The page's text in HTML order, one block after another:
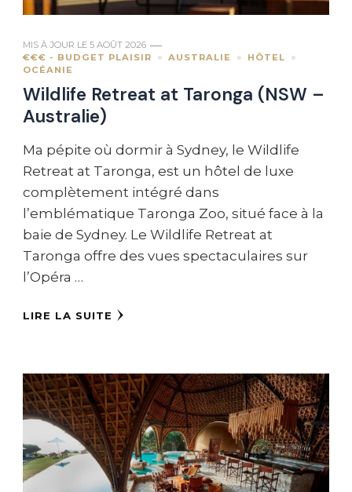
MIS À JOUR LE 5 AOÛT 2026
€€€ - BUDGET PLAISIR
AUSTRALIE
HÔTEL
OCÉANIE
Wildlife Retreat at Taronga (NSW –
Australie)
Ma pépite où dormir à Sydney, le Wildlife
Retreat at Taronga, est un hôtel de luxe
complètement intégré dans
l’emblématique Taronga Zoo, situé face à la
baie de Sydney. Le Wildlife Retreat at
Taronga offre des vues spectaculaires sur
l’Opéra …
LIRE LA SUITE